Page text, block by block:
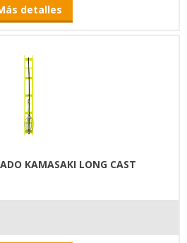
detalles
KAMASAKI LONG CAST